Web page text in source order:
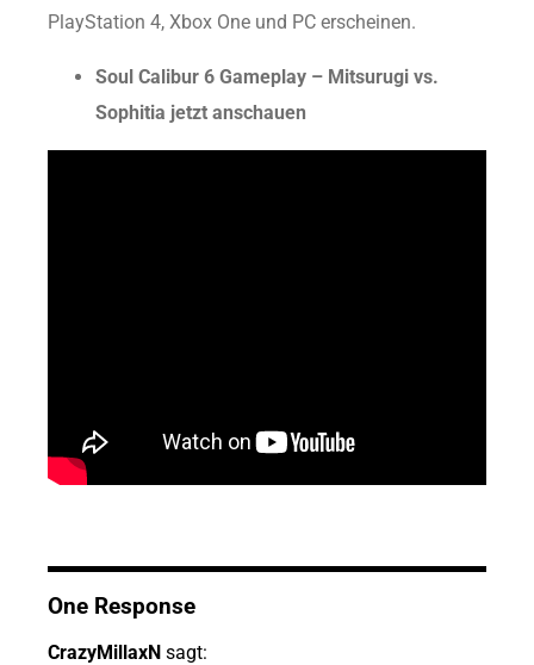
PlayStation 4, Xbox One und PC erscheinen.
Soul Calibur 6 Gameplay – Mitsurugi vs.
Sophitia jetzt anschauen
One Response
CrazyMillaxN sagt: